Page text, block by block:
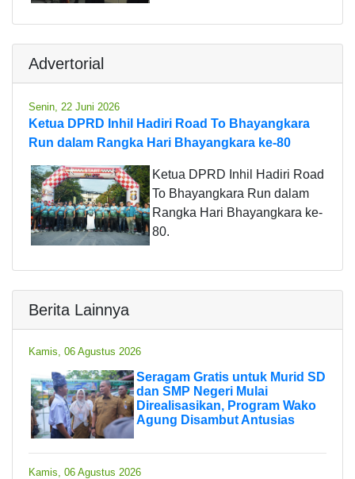
Advertorial
Senin, 22 Juni 2026
Ketua DPRD Inhil Hadiri Road To Bhayangkara
Run dalam Rangka Hari Bhayangkara ke-80
Ketua DPRD Inhil Hadiri Road
To Bhayangkara Run dalam
Rangka Hari Bhayangkara ke-
80.
Berita Lainnya
Kamis, 06 Agustus 2026
Seragam Gratis untuk Murid SD
dan SMP Negeri Mulai
Direalisasikan, Program Wako
Agung Disambut Antusias
Kamis, 06 Agustus 2026